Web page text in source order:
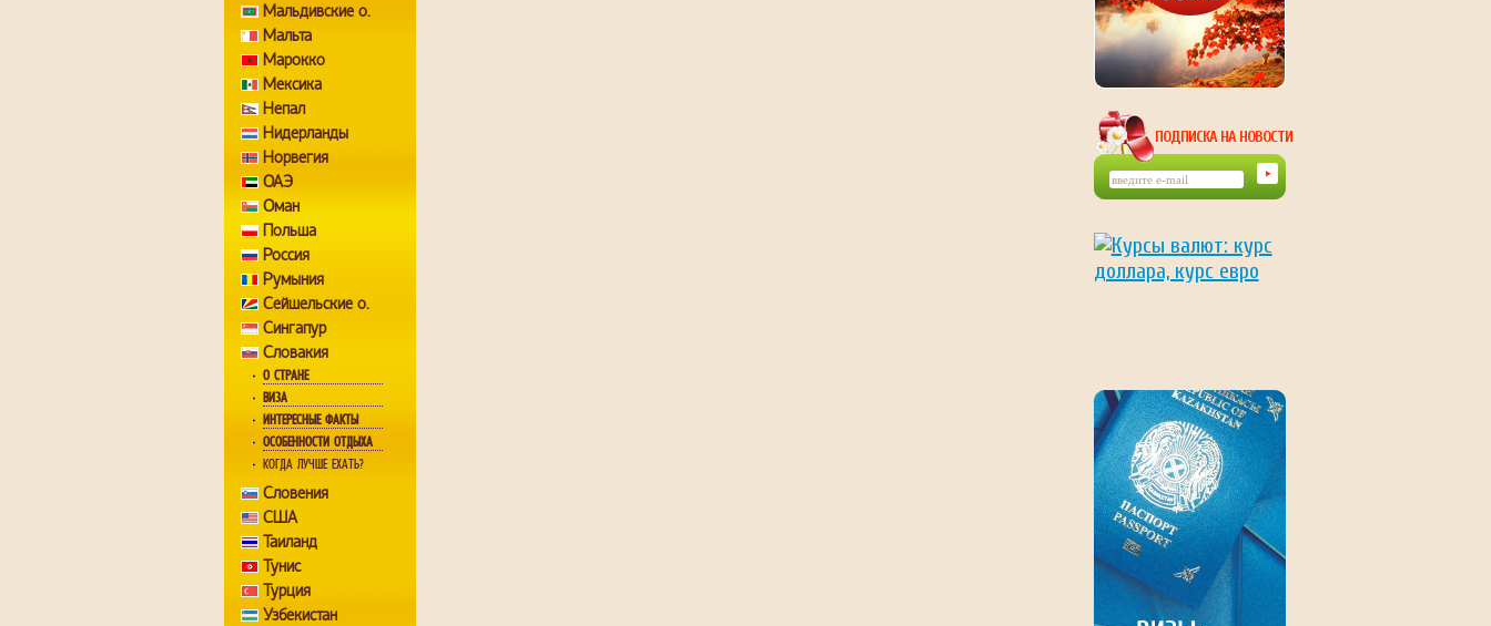
Мальдивские о.
Мальта
Марокко
Мексика
Непал
Нидерланды
Норвегия
ОАЭ
Оман
Польша
Россия
Румыния
Сейшельские о.
Сингапур
Словакия
О СТРАНЕ
ВИЗА
ИНТЕРЕСНЫЕ ФАКТЫ
ОСОБЕННОСТИ ОТДЫХА
КОГДА ЛУЧШЕ ЕХАТЬ?
Словения
США
Таиланд
Тунис
Турция
Узбекистан
ПОДПИСКА НА НОВОСТИ